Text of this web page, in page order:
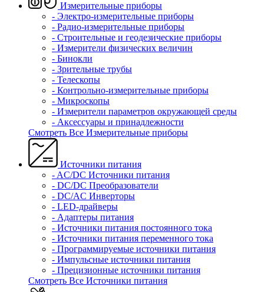
Измерительные приборы
- Электро-измерительные приборы
- Радио-измерительные приборы
- Строительные и геодезические приборы
- Измерители физических величин
- Бинокли
- Зрительные трубы
- Телескопы
- Контрольно-измерительные приборы
- Микроскопы
- Измерители параметров окружающей среды
- Аксессуары и принадлежности
Смотреть Все Измерительные приборы
Источники питания
- AC/DC Источники питания
- DC/DC Преобразователи
- DC/AC Инверторы
- LED-драйверы
- Адаптеры питания
- Источники питания постоянного тока
- Источники питания переменного тока
- Программируемые источники питания
- Импульсные источники питания
- Прецизионные источники питания
Смотреть Все Источники питания